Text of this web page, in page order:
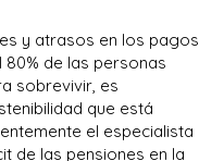
y atrasos en los pagos
de las personas
sobrevivir, es
que está
el especialista
de las pensiones en la